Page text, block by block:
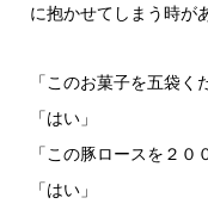
に抱かせてしまう時が
「このお菓子を五袋く
「はい」
「この豚ロースを２０
「はい」